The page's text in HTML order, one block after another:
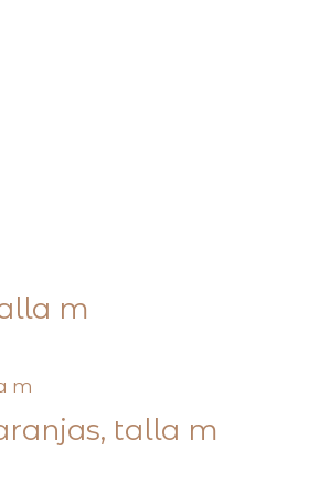
m
talla m